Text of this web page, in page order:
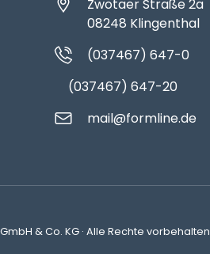
Zwotaer Straße 2a
08248 Klingenthal
(037467) 647-0
(037467) 647-20
mail@formline.de
& Co. KG · Alle Rechte vorbehalten